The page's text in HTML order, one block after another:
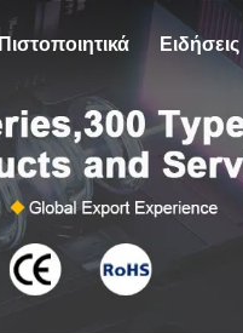
Πιστοποιητικά Ειδήσεις